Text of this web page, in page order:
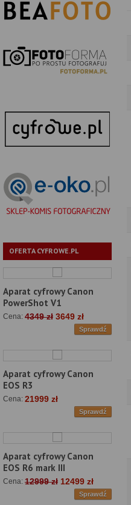
OFERTA CYFROWE.PL
Aparat cyfrowy Canon
PowerShot V1
Cena: 4349 zł 3649 zł
Sprawdź
Aparat cyfrowy Canon
EOS R3
Cena: 21999 zł
Sprawdź
Aparat cyfrowy Canon
EOS R6 mark III
Cena: 12999 zł 12499 zł
Sprawdź